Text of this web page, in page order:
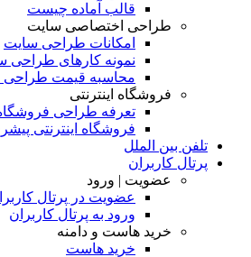
قالب آماده چیست
طراحی اختصاصی سایت
امکانات طراحی سایت
نمونه کارهای طراحی
محاسبه قیمت طراحی
فروشگاه اینترنتی
تعرفه طراحی فروشگاه
فروشگاه اینترنتی
تلفن بین الملل
پرتال کاربران
عضویت | ورود
عضویت در پرتال
ورود به پرتال کاربران
خرید هاست و دامنه
خرید هاست